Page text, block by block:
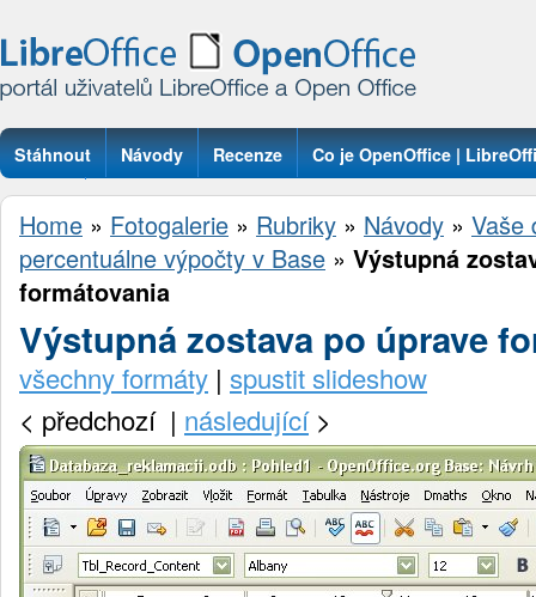
Stáhnout Návody Recenze Co je OpenOffice |
Otázky
Home » Fotogalerie » Rubriky » Návody » Vaše
percentuálne výpočty v Base » Výstupná
formátovania
Výstupná zostava po úprave
všechny formáty | spustit slideshow
< předchozí | následující>